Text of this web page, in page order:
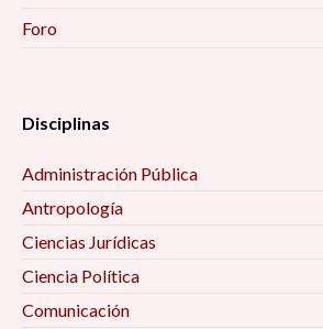
Foro
Disciplinas
Administración Pública
Antropología
Ciencias Jurídicas
Ciencia Política
Comunicación